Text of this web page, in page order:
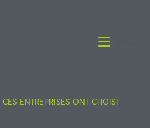
CES ENTREPRISES ONT CHOISI